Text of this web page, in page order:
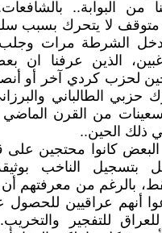
من البوابة..
متوقف لا يتحرك بسبب
الشرطة مرات
الذين عرفنا ان
لحزب كردي آخر أو
حزبي الطالباني
من القرن
ذلك الحين..
كانوا محتجين على
بتسجيل الناخب
بالرغم من معرفتهم
أنهم عراقيين
للتفجير